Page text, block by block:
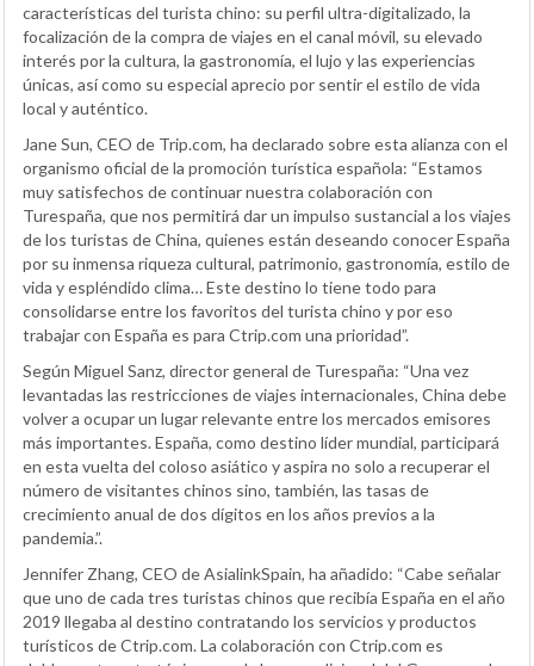
características del turista chino: su perfil ultra-digitalizado, la
focalización de la compra de viajes en el canal móvil, su elevado
interés por la cultura, la gastronomía, el lujo y las experiencias
únicas, así como su especial aprecio por sentir el estilo de vida
local y auténtico.
Jane Sun, CEO de Trip.com, ha declarado sobre esta alianza con el
organismo oficial de la promoción turística española: “Estamos
muy satisfechos de continuar nuestra colaboración con
Turespaña, que nos permitirá dar un impulso sustancial a los viajes
de los turistas de China, quienes están deseando conocer España
por su inmensa riqueza cultural, patrimonio, gastronomía, estilo de
vida y espléndido clima… Este destino lo tiene todo para
consolidarse entre los favoritos del turista chino y por eso
trabajar con España es para Ctrip.com una prioridad”.
Según Miguel Sanz, director general de Turespaña: “Una vez
levantadas las restricciones de viajes internacionales, China debe
volver a ocupar un lugar relevante entre los mercados emisores
más importantes. España, como destino líder mundial, participará
en esta vuelta del coloso asiático y aspira no solo a recuperar el
número de visitantes chinos sino, también, las tasas de
crecimiento anual de dos dígitos en los años previos a la
pandemia.”.
Jennifer Zhang, CEO de AsialinkSpain, ha añadido: “Cabe señalar
que uno de cada tres turistas chinos que recibía España en el año
2019 llegaba al destino contratando los servicios y productos
turísticos de Ctrip.com. La colaboración con Ctrip.com es